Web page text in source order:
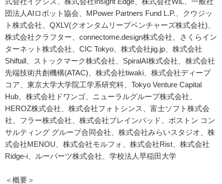
団法人AIロボット協会、MPower Partners Fund L.P.、クウジッ
ト株式会社、QXLV(クオンタムリープベンチャーズ株式会社)、
株式会社クラフター、connectome.design株式会社、さくらイン
ターネット株式会社、CIC Tokyo、株式会社jig.jp、株式会社
Shiftall、ストックマーク株式会社、SpiralAI株式会社、株式会社
先端技術共創機構(ATAC)、株式会社tiwaki、株式会社ディープ
コア、東京大学大学院工学系研究科、Tokyo Venture Capital
Hub、株式会社ドワンゴ、ニューラルグループ株式会社、
HEROZ株式会社、株式会社フォトシンス、富士ソフト株式会
社、フラー株式会社、株式会社ブレインパッド、ボストン コン
サルティング グループ合同会社、株式会社みらいスタジオ、株
式会社MENOU、株式会社モルフォ、株式会社Rist、株式会社
Ridge-i、ルーパーツ株式会社、学校法人早稲田大学
＜概要＞